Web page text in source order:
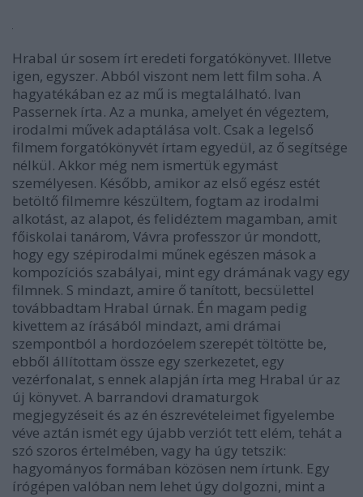
Hrabal úr sosem írt eredeti forgatókönyvet. Illetve
igen, egyszer. Abból viszont nem lett film soha. A
hagyatékában ez az mű is megtalálható. Ivan
Passernek írta. Az a munka, amelyet én végeztem,
irodalmi művek adaptálása volt. Csak a legelső
filmem forgatókönyvét írtam egyedül, az ő segítsége
nélkül. Akkor még nem ismertük egymást
személyesen. Később, amikor az első egész estét
betöltő filmemre készültem, fogtam az irodalmi
alkotást, az alapot, és felidéztem magamban, amit
főiskolai tanárom, Vávra professzor úr mondott,
hogy egy szépirodalmi műnek egészen mások a
kompozíciós szabályai, mint egy drámának vagy egy
filmnek. S mindazt, amire ő tanított, becsülettel
továbbadtam Hrabal úrnak. Én magam pedig
kivettem az írásából mindazt, ami drámai
szempontból a hordozóelem szerepét töltötte be,
ebből állítottam össze egy szerkezetet, egy
vezérfonalat, s ennek alapján írta meg Hrabal úr az
új könyvet. A barrandovi dramaturgok
megjegyzéseit és az én észrevételeimet figyelembe
véve aztán ismét egy újabb verziót tett elém, tehát a
szó szoros értelmében, vagy ha úgy tetszik:
hagyományos formában közösen nem írtunk. Egy
írógépen valóban nem lehet úgy dolgozni, mint a